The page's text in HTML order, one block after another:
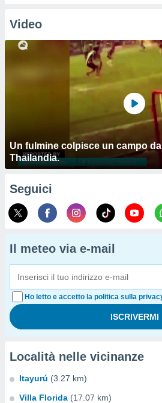
Video
Un fulmine colpisce un campo
Thailandia.
Seguici
Il meteo via e-mail
Ho letto e accetto la politica sulla
Località nelle vicinanze
Itayurú (3.27 km)
Villa Florida (17.07 km)